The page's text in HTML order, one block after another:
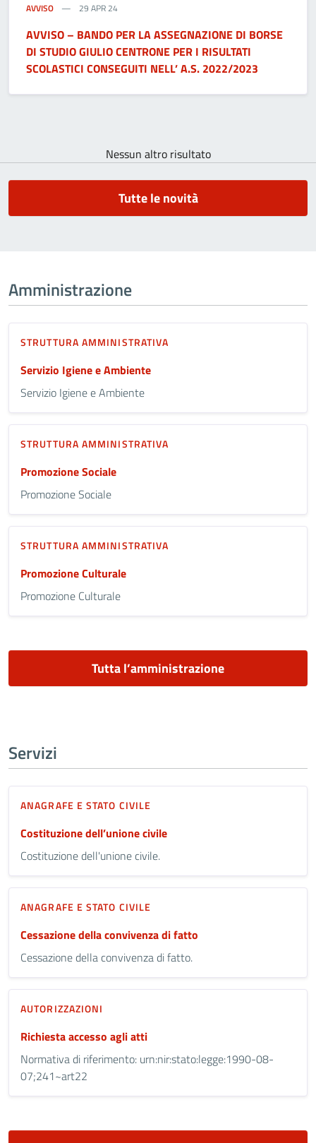
AVVISO 29 APR 24
AVVISO – BANDO PER LA ASSEGNAZIONE DI BORSE
DI STUDIO GIULIO CENTRONE PER I RISULTATI
SCOLASTICI CONSEGUITI NELL’ A.S. 2022/2023
Nessun altro risultato
Tutte le novità
Amministrazione
STRUTTURA AMMINISTRATIVA
Servizio Igiene e Ambiente
Servizio Igiene e Ambiente
STRUTTURA AMMINISTRATIVA
Promozione Sociale
Promozione Sociale
STRUTTURA AMMINISTRATIVA
Promozione Culturale
Promozione Culturale
Tutta l’amministrazione
Servizi
ANAGRAFE E STATO CIVILE
Costituzione dell’unione civile
Costituzione dell'unione civile.
ANAGRAFE E STATO CIVILE
Cessazione della convivenza di fatto
Cessazione della convivenza di fatto.
AUTORIZZAZIONI
Richiesta accesso agli atti
Normativa di riferimento: urn:nir:stato:legge:1990-08-
07;241~art22